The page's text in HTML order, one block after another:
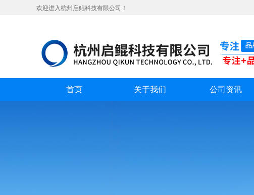
欢迎进入杭州启鲲科技有限公司！
首页 关于我们 公司资讯